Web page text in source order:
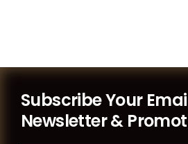
Subscribe Your
Newsletter &